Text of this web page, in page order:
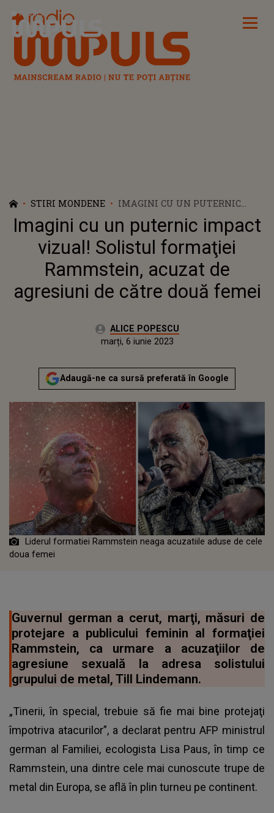
Radio Impuls
STIRI MONDENE
IMAGINI CU UN PUTERNIC
IMPACT VIZUAL! SOLISTUL
FORMAŢIEI RAMMSTEIN,
ACUZAT DE AGRESIUNI DE
CĂTRE DOUĂ FEMEI
Imagini cu un puternic impact
vizual! Solistul formaţiei
Rammstein, acuzat de
agresiuni de către două femei
Autor:ALICE POPESCU
Publicat:
marți, 6 iunie 2023
Adaugă-ne ca sursă preferată în Google
Liderul formatiei Rammstein neaga acuzatiile aduse de cele
doua femei
Guvernul german a cerut, marţi, măsuri de
protejare a publicului feminin al formaţiei
Rammstein, ca urmare a acuzaţiilor de
agresiune sexuală la adresa solistului
grupului de metal, Till Lindemann.
„Tinerii, în special, trebuie să fie mai bine protejaţi
împotriva atacurilor”, a declarat pentru AFP ministrul
german al Familiei, ecologista Lisa Paus, în timp ce
Rammstein, una dintre cele mai cunoscute trupe de
metal din Europa, se află în plin turneu pe continent.